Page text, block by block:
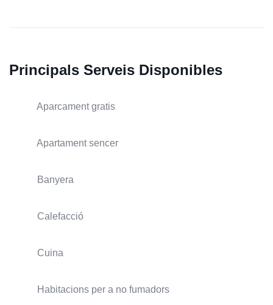
Principals Serveis Disponibles
Aparcament gratis
Apartament sencer
Banyera
Calefacció
Cuina
Habitacions per a no fumadors